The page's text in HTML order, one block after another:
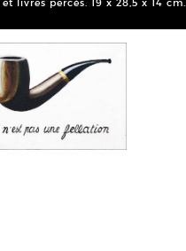
livres percés. 19 x 28,5 x 14 cm.